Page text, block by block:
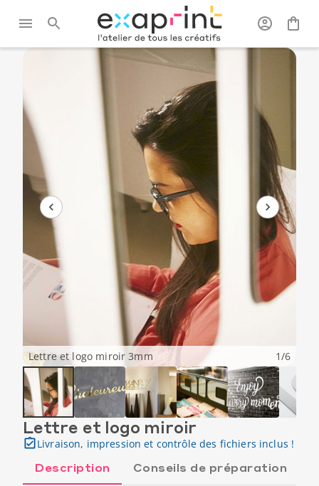
Signalétique et
grand format
/Lettre et
logo 3D
Lettre et logo miroir 3mm 1/6
Lettre et logo miroir
Livraison, impression et contrôle des fichiers inclus !
Description Conseils de préparation